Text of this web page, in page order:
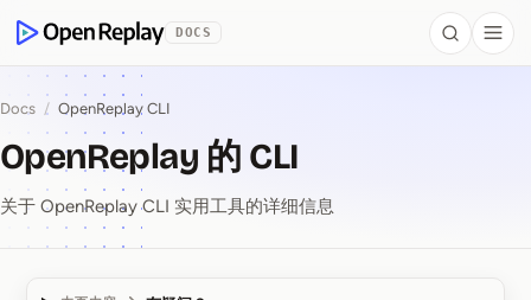
OpenReplay
DOCS Search
Docs / OpenReplay CLI
OpenReplay 的 CLI
关于 OpenReplay CLI 实用工具的详细信息